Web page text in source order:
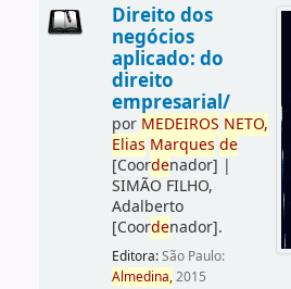
Direito dos
negócios
aplicado: do
direito
empresarial/
por MEDEIROS NETO,
Elias Marques de
[Coordenador] |
SIMÃO FILHO,
Adalberto
[Coordenador].
Editora:São Paulo:
Almedina,2015